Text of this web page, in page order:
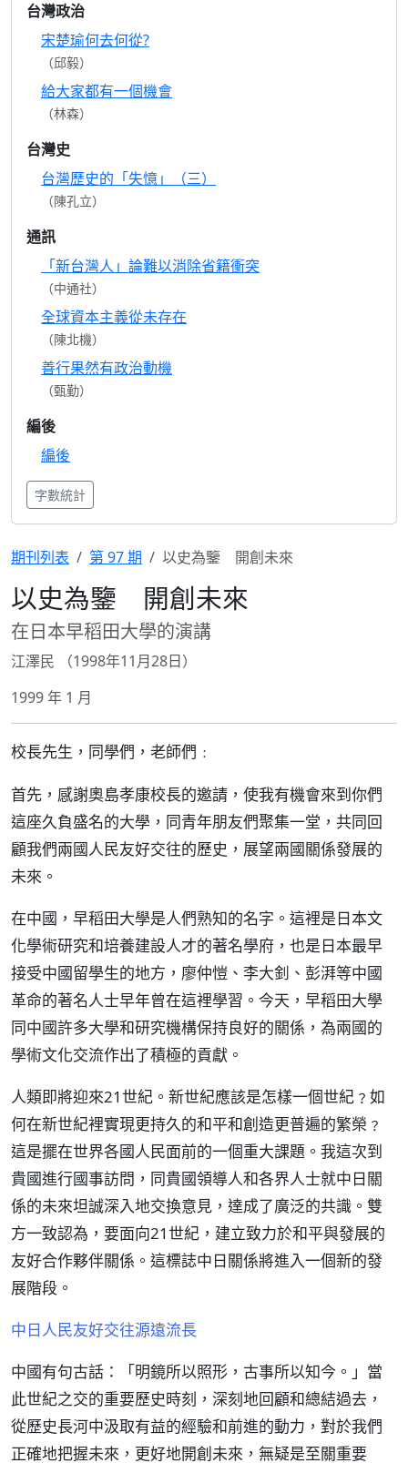
台灣政治
宋楚瑜何去何從?
（邱毅）
給大家都有一個機會
（林森）
台灣史
台灣歷史的「失憶」（三）
（陳孔立）
通訊
「新台灣人」論難以消除省籍衝突
（中通社）
全球資本主義從未存在
（陳北機）
善行果然有政治動機
（甄勤）
編後
編後
字數統計
期刊列表 第 97 期 以史為鑒 開創未來
以史為鑒 開創未來
在日本早稻田大學的演講
江澤民 （1998年11月28日）
1999 年 1 月
校長先生，同學們，老師們﹕
首先，感謝奧島孝康校長的邀請，使我有機會來到你們
這座久負盛名的大學，同青年朋友們聚集一堂，共同回
顧我們兩國人民友好交往的歷史，展望兩國關係發展的
未來。
在中國，早稻田大學是人們熟知的名字。這裡是日本文
化學術研究和培養建設人才的著名學府，也是日本最早
接受中國留學生的地方，廖仲愷、李大釗、彭湃等中國
革命的著名人士早年曾在這裡學習。今天，早稻田大學
同中國許多大學和研究機構保持良好的關係，為兩國的
學術文化交流作出了積極的貢獻。
人類即將迎來21世紀。新世紀應該是怎樣一個世紀﹖如
何在新世紀裡實現更持久的和平和創造更普遍的繁榮﹖
這是擺在世界各國人民面前的一個重大課題。我這次到
貴國進行國事訪問，同貴國領導人和各界人士就中日關
係的未來坦誠深入地交換意見，達成了廣泛的共識。雙
方一致認為，要面向21世紀，建立致力於和平與發展的
友好合作夥伴關係。這標誌中日關係將進入一個新的發
展階段。
中日人民友好交往源遠流長
中國有句古話：「明鏡所以照形，古事所以知今。」當
此世紀之交的重要歷史時刻，深刻地回顧和總結過去，
從歷史長河中汲取有益的經驗和前進的動力，對於我們
正確地把握未來，更好地開創未來，無疑是至關重要